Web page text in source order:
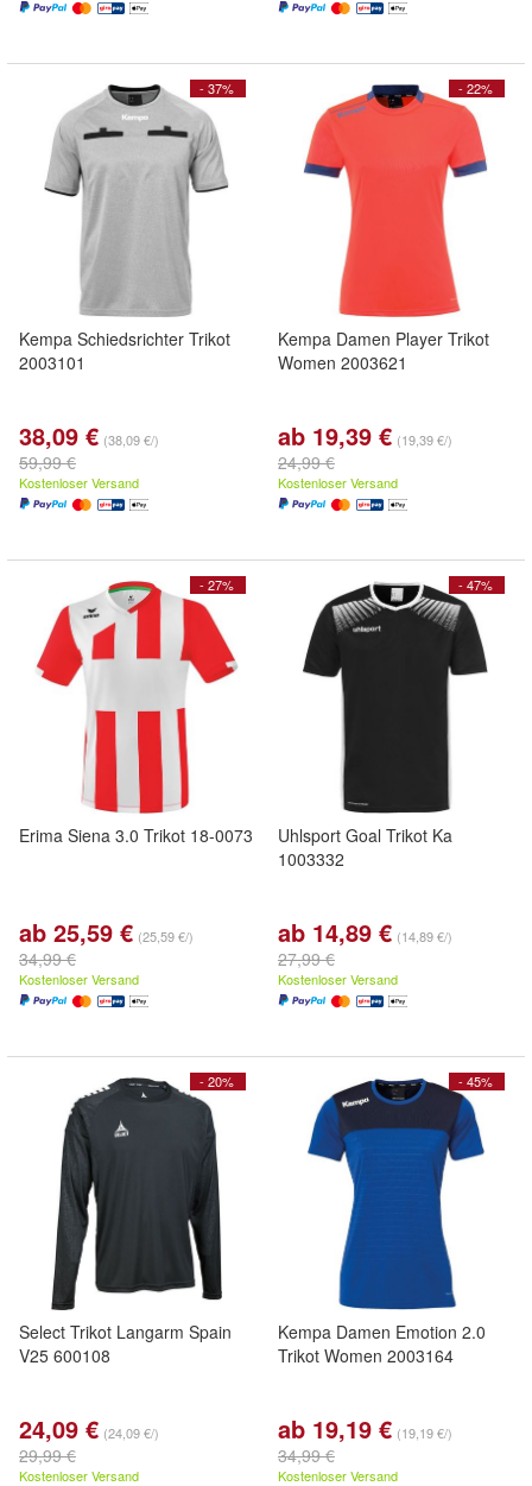
- 37%
Kempa Schiedsrichter Trikot
2003101
38,09 € (38,09 €/)
59,99 €
Kostenloser Versand
- 22%
Kempa Damen Player Trikot
Women 2003621
ab 19,39 € (19,39 €/)
24,99 €
Kostenloser Versand
- 27%
Erima Siena 3.0 Trikot 18-0073
ab 25,59 € (25,59 €/)
34,99 €
Kostenloser Versand
- 47%
Uhlsport Goal Trikot Ka
1003332
ab 14,89 € (14,89 €/)
27,99 €
Kostenloser Versand
- 20%
Select Trikot Langarm Spain
V25 600108
24,09 € (24,09 €/)
29,99 €
Kostenloser Versand
- 45%
Kempa Damen Emotion 2.0
Trikot Women 2003164
ab 19,19 € (19,19 €/)
34,99 €
Kostenloser Versand